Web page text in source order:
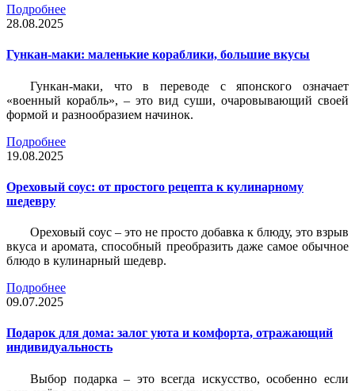
Подробнее
28.08.2025
Гункан-маки: маленькие кораблики, большие вкусы
Гункан-маки, что в переводе с японского означает
«военный корабль», – это вид суши, очаровывающий своей
формой и разнообразием начинок.
Подробнее
19.08.2025
Ореховый соус: от простого рецепта к кулинарному
шедевру
Ореховый соус – это не просто добавка к блюду, это взрыв
вкуса и аромата, способный преобразить даже самое обычное
блюдо в кулинарный шедевр.
Подробнее
09.07.2025
Подарок для дома: залог уюта и комфорта, отражающий
индивидуальность
Выбор подарка – это всегда искусство, особенно если